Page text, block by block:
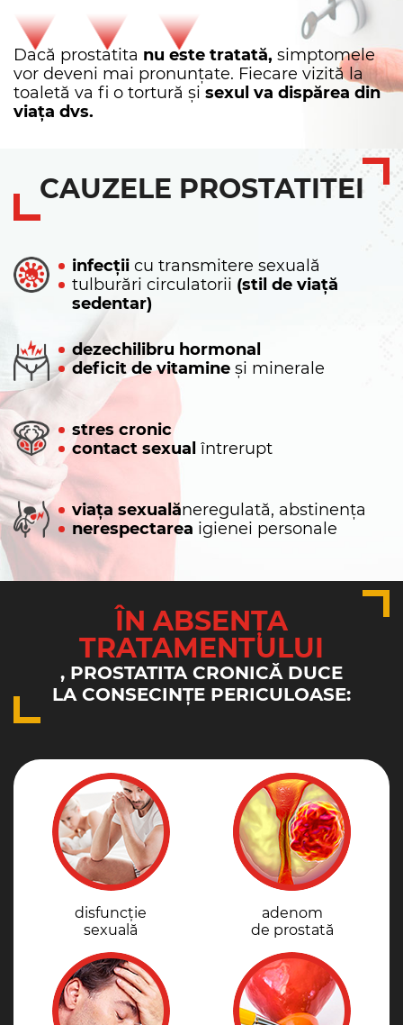
Dacă prostatita nu este tratată, simptomele
vor deveni mai pronunțate. Fiecare vizită la
toaletă va fi o tortură și sexul va dispărea din
viața dvs.
CAUZELE PROSTATITEI
infecții cu transmitere sexuală
tulburări circulatorii (stil de viață
sedentar)
dezechilibru hormonal
deficit de vitamine și minerale
stres cronic
contact sexual întrerupt
viața sexualăneregulată, abstinența
nerespectarea igienei personale
ÎN ABSENȚA
TRATAMENTULUI
, PROSTATITA CRONICĂ DUCE
LA CONSECINȚE PERICULOASE:
disfuncție
sexuală
adenom
de prostată